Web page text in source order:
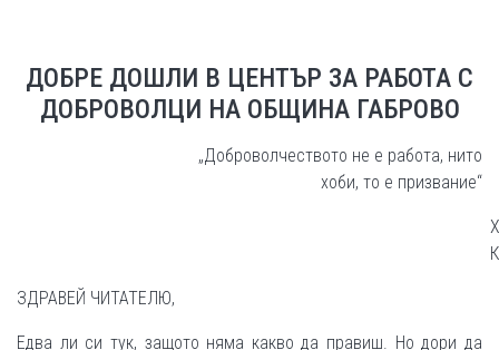
ДОБРЕ ДОШЛИ В ЦЕНТЪР ЗА РАБОТА С
ДОБРОВОЛЦИ НА ОБЩИНА ГАБРОВО
„Доброволчеството не е работа, нито
хоби, то е призвание“
ЗДРАВЕЙ ЧИТАТЕЛЮ,
Едва ли си тук, защото няма какво да правиш. Но дори да